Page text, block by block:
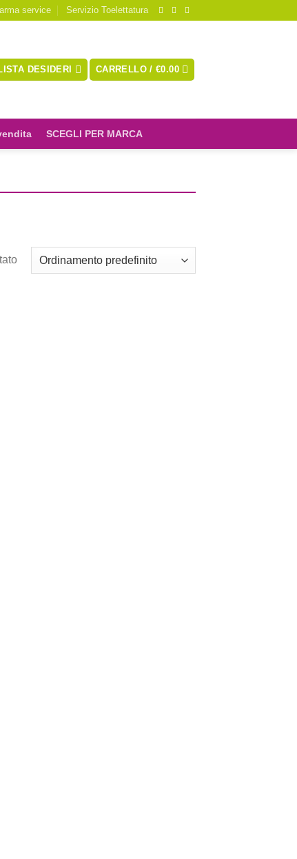
service Servizio Toelettatura
DESIDERI CARRELLO /€0.00
SCEGLI PER MARCA